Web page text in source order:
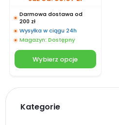
Darmowa dostawa od
200 zł
Wysyłka w ciągu 24h
Magazyn: Dostępny
Wybierz opcje
Kategorie